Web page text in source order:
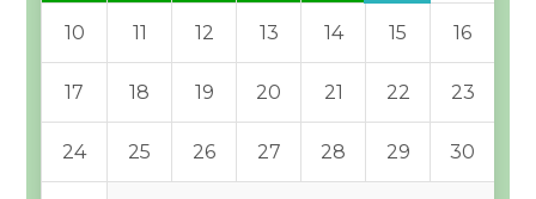
10 11 12 13 14 15 16
17 18 19 20 21 22 23
24 25 26 27 28 29 30